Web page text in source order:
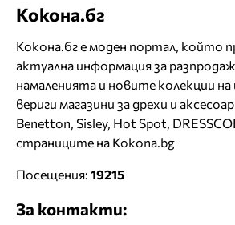
Кокона.бг
Кокона.бг е моден портал, който
актуална информация за
намаленията и новите колекции
вериги магазини за дрехи и
Benetton, Sisley, Hot Spot,
страниците на Kokona.bg
Посещения: 19215
За контакти: